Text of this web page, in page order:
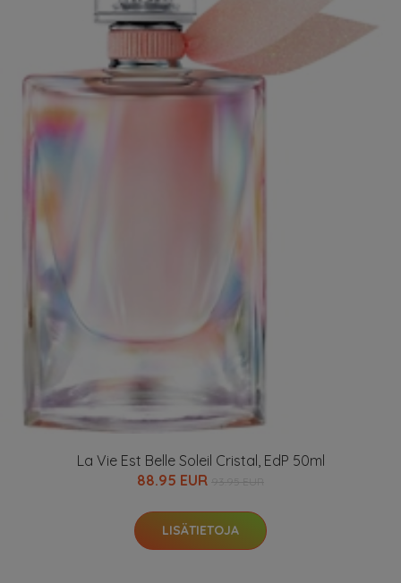
La Vie Est Belle Soleil Cristal, EdP 50ml
88.95 EUR
LISÄTIETOJA